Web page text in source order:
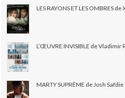
LES RAYONS ET LES OMBRES
L’ŒUVRE INVISIBLE de
MARTY SUPRÊME de Josh Safdie